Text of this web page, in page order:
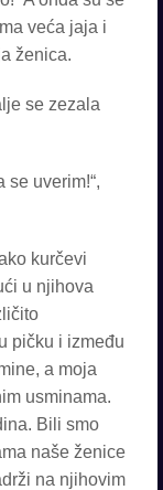
veća jaja i
ženica.
se zezala
se uverim!“,
kurčevi
u njihova
pičku i između
a moja
usminama.
Bili smo
naše ženice
na njihovim